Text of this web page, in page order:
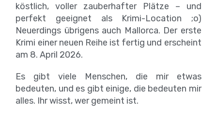
köstlich, voller zauberhafter Plätze – und
perfekt geeignet als Krimi-Location ;o)
Neuerdings übrigens auch Mallorca. Der erste
Krimi einer neuen Reihe ist fertig und erscheint
am 8. April 2026.
Es gibt viele Menschen, die mir etwas
bedeuten, und es gibt einige, die bedeuten mir
alles. Ihr wisst, wer gemeint ist.